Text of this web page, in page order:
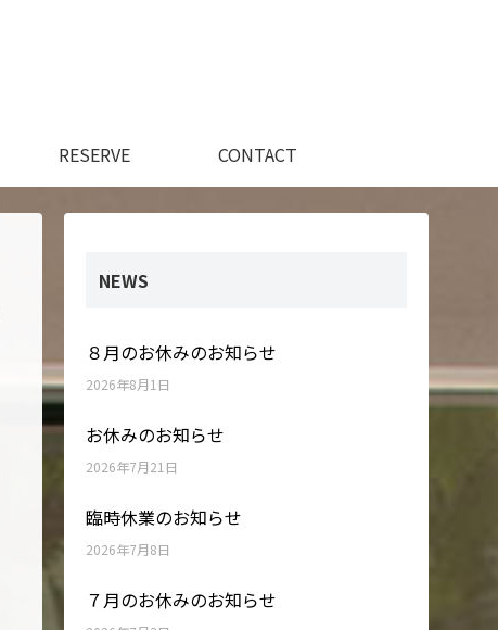
RESERVE CONTACT
NEWS
８月のお休みのお知らせ
2026年8月1日
お休みのお知らせ
2026年7月21日
臨時休業のお知らせ
2026年7月8日
７月のお休みのお知らせ